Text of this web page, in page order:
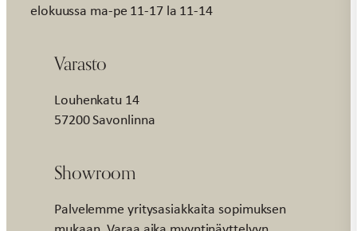
elokuussa ma-pe 11-17 la 11-14
Varasto
Louhenkatu 14
57200 Savonlinna
Showroom
Palvelemme yritysasiakkaita sopimuksen